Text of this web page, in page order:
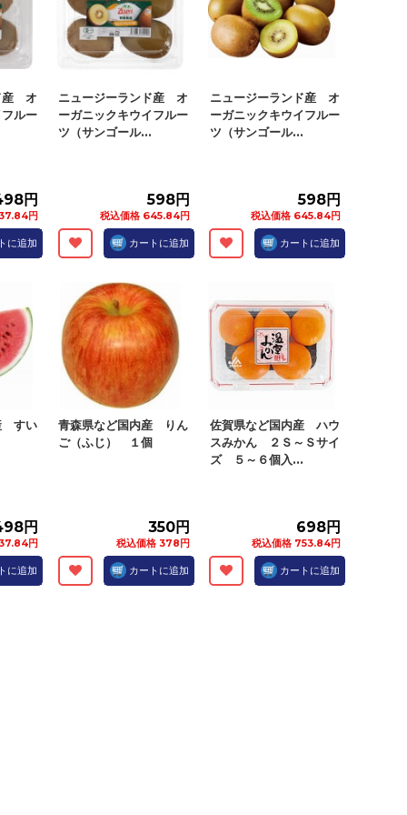
産 オ
ルー
円
円
に追加
ニュージーランド産 オ
ーガニックキウイフルー
ツ（サンゴール...
598円
税込価格 645.84円
カートに追加
ニュージーランド産 オ
ーガニックキウイフルー
ツ（サンゴール...
598円
税込価格 645.84円
カートに追加
すい
円
円
に追加
青森県など国内産 りん
ご（ふじ） １個
350円
税込価格 378円
カートに追加
佐賀県など国内産 ハウ
スみかん ２Ｓ～Ｓサイ
ズ ５～６個入...
698円
税込価格 753.84円
カートに追加